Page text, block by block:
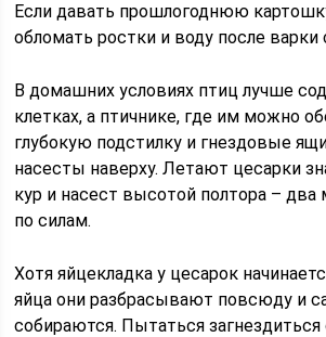
Если давать прошлогоднюю
обломать ростки и воду после варки
В домашних условиях птиц лучше
клетках, а птичнике, где им можно
глубокую подстилку и гнездовые
насесты наверху. Летают цесарки
кур и насест высотой полтора – два
по силам.
Хотя яйцекладка у цесарок
яйца они разбрасывают повсюду и
собираются. Пытаться загнездиться